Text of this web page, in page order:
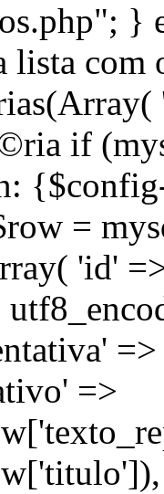
com
if
=
'id'
=>